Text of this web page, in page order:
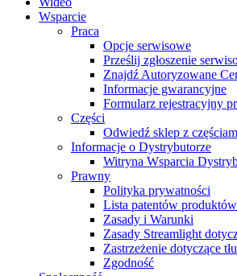
Wsparcie
Praca
Opcje serwisowe
Prześlij zgłoszenie
Znajdź Autoryzowane
Informacje gwarancyjne
Formularz rejestracyjny
Części
Odwiedź sklep z
Informacje o Dystrybutorze
Witryna Wsparcia
Prawny
Polityka prywatności
Lista patentów produktów
Zasady i Warunki
Zasady Streamlight
Zastrzeżenie dotyczące
Zgodność